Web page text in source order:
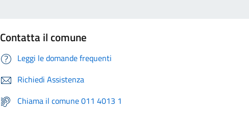
Contatta il comune
Leggi le domande frequenti
Richiedi Assistenza
Chiama il comune 011 4013 1